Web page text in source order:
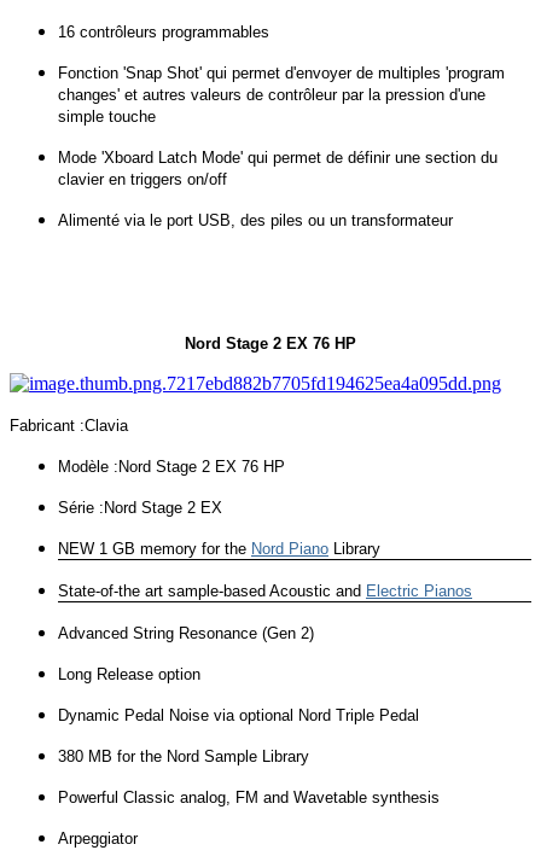
16 contrôleurs programmables
Fonction 'Snap Shot' qui permet d'envoyer de multiples 'program
changes' et autres valeurs de contrôleur par la pression d'une
simple touche
Mode 'Xboard Latch Mode' qui permet de définir une section du
clavier en triggers on/off
Alimenté via le port USB, des piles ou un transformateur
Nord Stage 2 EX 76 HP
Fabricant :Clavia
Modèle :Nord Stage 2 EX 76 HP
Série :Nord Stage 2 EX
NEW 1 GB memory for the Nord Piano Library
State-of-the art sample-based Acoustic and Electric Pianos
Advanced String Resonance (Gen 2)
Long Release option
Dynamic Pedal Noise via optional Nord Triple Pedal
380 MB for the Nord Sample Library
Powerful Classic analog, FM and Wavetable synthesis
Arpeggiator